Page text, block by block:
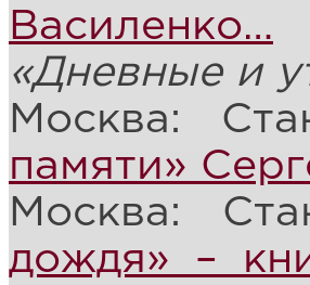
Василенко…
«Дневные и
Москва:
памяти»
Москва:
дождя» –